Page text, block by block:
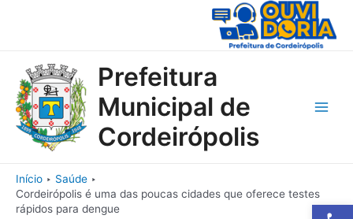
Barra de
Prefeitura
Municipal de
Cordeirópolis
Início
Saúde
Cordeirópolis é uma das poucas cidades que oferece testes
rápidos para dengue